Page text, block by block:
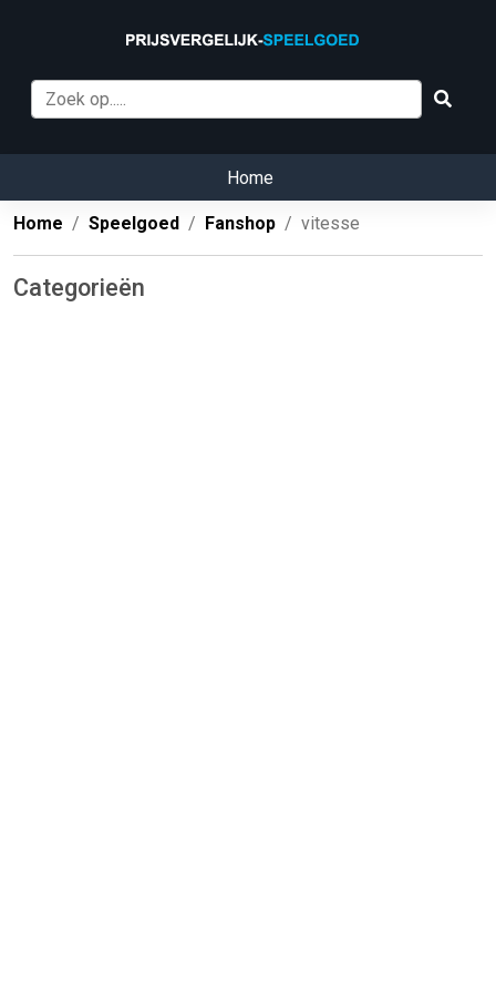
Home
Home Speelgoed Fanshop vitesse
Categorieën